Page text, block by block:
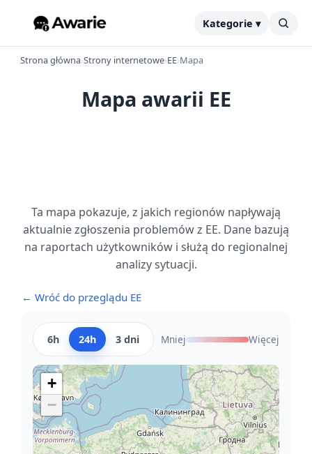
Kategorie ▾
Strona główna›Strony internetowe›EE›Mapa
Mapa awarii EE
Ta mapa pokazuje, z jakich regionów napływają
aktualnie zgłoszenia problemów z EE. Dane bazują
na raportach użytkowników i służą do regionalnej
analizy sytuacji.
← Wróć do przeglądu EE
6h 24h 3 dni Mniej Więcej
+
−